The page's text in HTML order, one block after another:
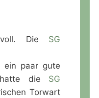
Die SG
ein paar gute
die SG
Torwart